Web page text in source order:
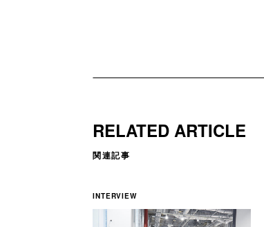
RELATED ARTICLE
関連記事
INTERVIEW